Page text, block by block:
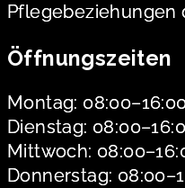
Pflegebeziehungen
Öffnungszeiten
Montag:
Dienstag:
Mittwoch:
Donnerstag: